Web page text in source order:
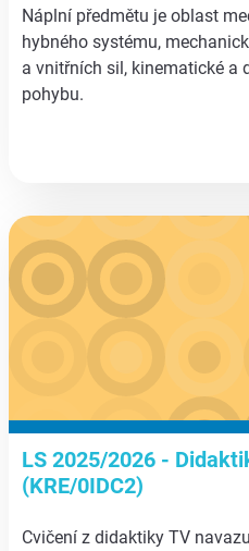
Náplní předmětu je oblast
hybného systému,
a vnitřních sil, kinematické a
pohybu.
aa
LS 2025/2026 -
(KRE/0IDC2)
Cvičení z didaktiky TV